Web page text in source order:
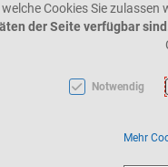
Cookies Sie zulassen
der Seite verfügbar
Notwendig
Mehr